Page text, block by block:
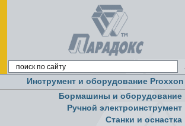
Инструмент и оборудование Proxxon
Бормашины и оборудование
Ручной электроинструмент
Cтанки и оснастка